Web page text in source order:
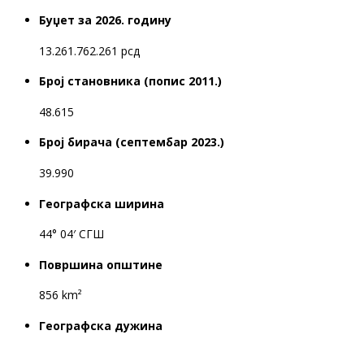
Буџет за 2026. годину
13.261.762.261 рсд
Број становника (попис 2011.)
48.615
Број бирача (септембар 2023.)
39.990
Географска ширина
44° 04′ СГШ
Површина општине
856 km²
Географска дужина